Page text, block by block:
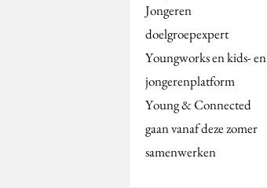
Jongeren
doelgroepexpert
Youngworks en kids- en
jongerenplatform
Young & Connected
gaan vanaf deze zomer
samenwerken